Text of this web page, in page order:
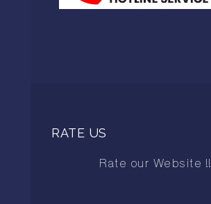
RATE US
Rate our Website !!